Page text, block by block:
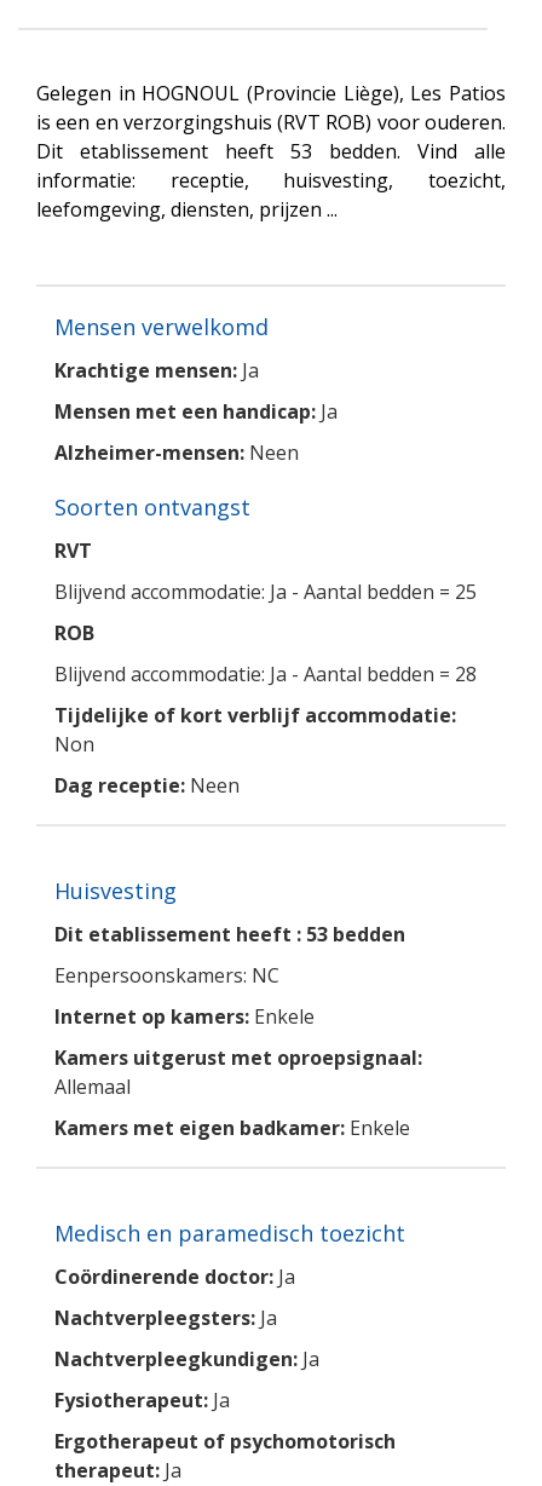
Gelegen in HOGNOUL (Provincie Liège), Les Patios
is een en verzorgingshuis (RVT ROB) voor ouderen.
Dit etablissement heeft 53 bedden. Vind alle
informatie: receptie, huisvesting, toezicht,
leefomgeving, diensten, prijzen ...
Mensen verwelkomd
Krachtige mensen: Ja
Mensen met een handicap: Ja
Alzheimer-mensen: Neen
Soorten ontvangst
RVT
Blijvend accommodatie: Ja - Aantal bedden = 25
ROB
Blijvend accommodatie: Ja - Aantal bedden = 28
Tijdelijke of kort verblijf accommodatie:
Non
Dag receptie: Neen
Huisvesting
Dit etablissement heeft : 53 bedden
Eenpersoonskamers: NC
Internet op kamers: Enkele
Kamers uitgerust met oproepsignaal:
Allemaal
Kamers met eigen badkamer: Enkele
Medisch en paramedisch toezicht
Coördinerende doctor: Ja
Nachtverpleegsters: Ja
Nachtverpleegkundigen: Ja
Fysiotherapeut: Ja
Ergotherapeut of psychomotorisch
therapeut: Ja